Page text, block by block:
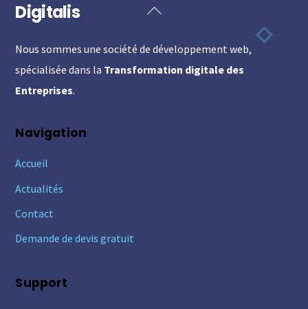
Back
Top
Digitalis
Nous sommes une société de développement web,
spécialisée dans la Transformation digitale des
Entreprises.
Navigation
Accueil
Actualités
Contact
Demande de devis gratuit
Support